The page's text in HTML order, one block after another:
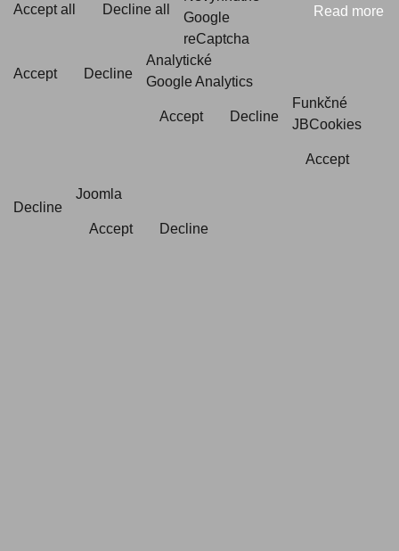
Accept all Decline all Read more
Google
reCaptcha
Accept Decline
Analytické
Google Analytics
Accept Decline
Funkčné
JBCookies
Accept
Decline
Joomla
Accept Decline